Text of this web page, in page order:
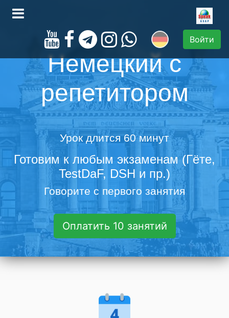
Войти
Немецкий с
репетитором
Урок длится 60 минут
Готовим к любым экзаменам (Гёте,
TestDaF, DSH и пр.)
Говорите с первого занятия
Оплатить 10 занятий